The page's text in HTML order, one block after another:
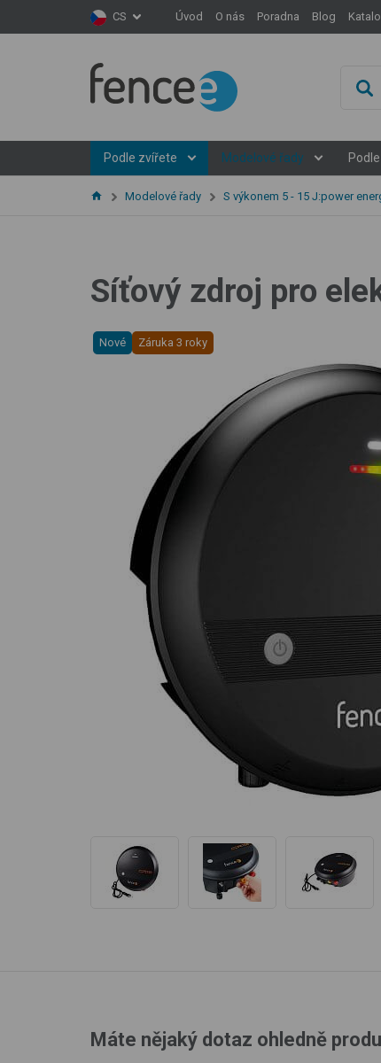
CS Úvod O nás Poradna Blog
Podle zvířete Modelové řady
Modelové řady S výkonem 5 - 15 J:power
Síťový zdroj pro
Nové Záruka 3 roky
Máte nějaký dotaz ohledně